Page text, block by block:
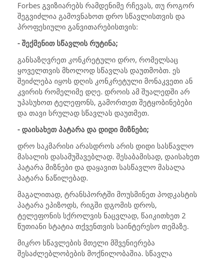
Forbes გვიზიარებს რამდენიმე რჩევას, თუ როგორ
შეგვიძლია გამოვნახოთ დრო სწავლისთვის და
პროფესიული განვითარებისთვის:
- შექმენით სწავლის რუტინა;
განსაზღვრეთ კონკრეტული დრო, რომელსაც
ყოველთვის მხოლოდ სწავლას დაუთმობთ. ეს
შეიძლება იყოს დღის კონკრეტული მონაკვეთი ან
კვირის რომელიმე დღე. დროის ამ შუალედში არ
უპასუხოთ ტელეფონს, გამორთეთ შეტყობინებები
და თავი სრულად სწავლას დაუთმეთ.
- დაისახეთ პატარა და დიდი მიზნები;
დრო საკმარისი არასდროს არის დიდი სასწავლო
მასალის დასამუშავებლად. შესაბამისად, დაისახეთ
პატარა მიზნები და დაყავით სასწავლო მასალა
პატარა ნაწილებად.
მაგალითად, ტრანსპორტში მოუსმინეთ პოდკასტის
პატარა ეპიზოდს, რიგში დგომის დროს,
ტელეფონის სქროლვის ნაცვლად, წაიკითხეთ 2
წუთიანი სტატია თქვენთვის საინტერესო თემაზე.
მიკრო სწავლების მთელი მშვენიერება
შესაძლებლობების მოქნილობაშია. სწავლა